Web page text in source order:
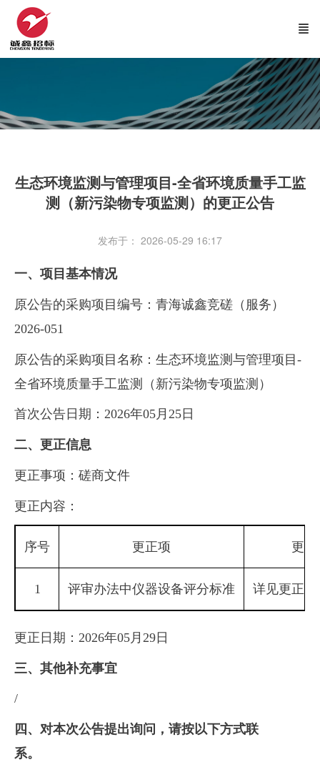
生态环境监测与管理项目-全省环境质量手工监
测（新污染物专项监测）的更正公告
发布于： 2026-05-29 16:17
一、项目基本情况
原公告的采购项目编号：青海诚鑫竞磋（服务）
2026-051
原公告的采购项目名称：生态环境监测与管理项目-
全省环境质量手工监测（新污染物专项监测）
首次公告日期：2026年05月25日
二、更正信息
更正事项：磋商文件
更正内容：
序号 更正项 更
1 评审办法中仪器设备评分标准 详见更正前
更正日期：2026年05月29日
三、其他补充事宜
/
四、对本次公告提出询问，请按以下方式联
系。